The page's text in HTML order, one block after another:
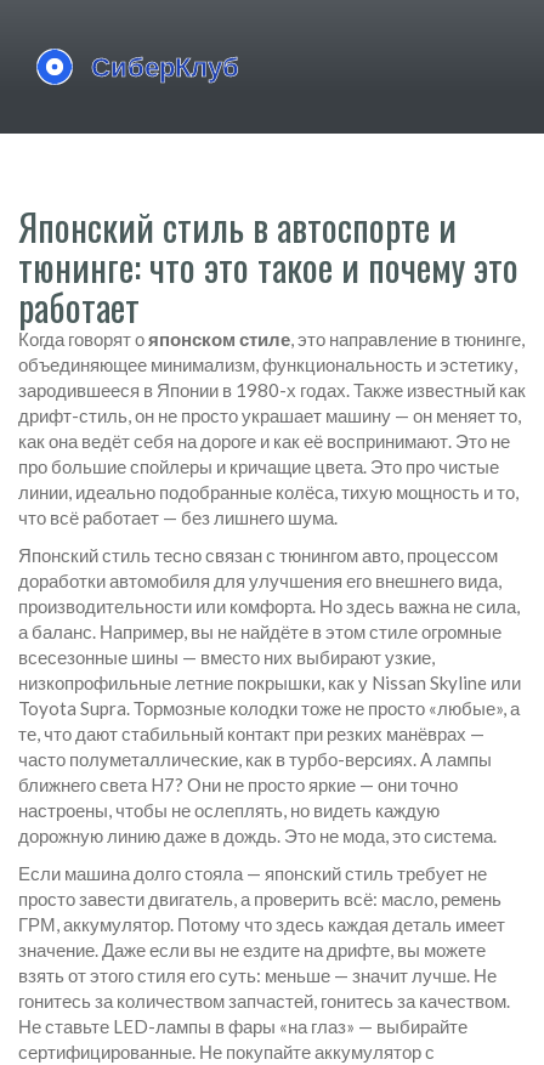
Японский стиль в автоспорте и
тюнинге: что это такое и почему это
работает
Когда говорят ояпонском стиле,это направление в тюнинге,
объединяющее минимализм, функциональность и эстетику,
зародившееся в Японии в 1980-х годах. Также известный как
дрифт-стиль, он не просто украшает машину — он меняет то,
как она ведёт себя на дороге и как её воспринимают. Это не
про большие спойлеры и кричащие цвета. Это про чистые
линии, идеально подобранные колёса, тихую мощность и то,
что всё работает — без лишнего шума.
Японский стиль тесно связан с тюнингом авто, процессом
доработки автомобиля для улучшения его внешнего вида,
производительности или комфорта. Но здесь важна не сила,
а баланс. Например, вы не найдёте в этом стиле огромные
всесезонные шины — вместо них выбирают узкие,
низкопрофильные летние покрышки, как у Nissan Skyline или
Toyota Supra. Тормозные колодки тоже не просто «любые», а
те, что дают стабильный контакт при резких манёврах —
часто полуметаллические, как в турбо-версиях. А лампы
ближнего света H7? Они не просто яркие — они точно
настроены, чтобы не ослеплять, но видеть каждую
дорожную линию даже в дождь. Это не мода, это система.
Если машина долго стояла — японский стиль требует не
просто завести двигатель, а проверить всё: масло, ремень
ГРМ, аккумулятор. Потому что здесь каждая деталь имеет
значение. Даже если вы не ездите на дрифте, вы можете
взять от этого стиля его суть: меньше — значит лучше. Не
гонитесь за количеством запчастей, гонитесь за качеством.
Не ставьте LED-лампы в фары «на глаз» — выбирайте
сертифицированные. Не покупайте аккумулятор с